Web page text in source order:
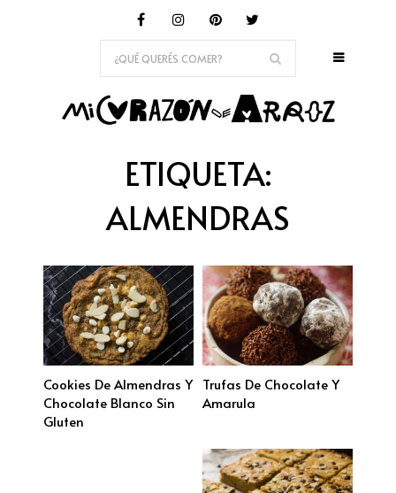
ETIQUETA:
ALMENDRAS
Cookies De Almendras Y
Chocolate Blanco Sin
Gluten
Trufas De Chocolate Y
Amarula